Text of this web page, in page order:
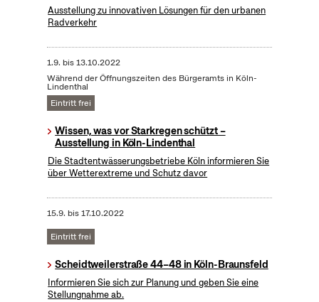
Ausstellung zu innovativen Lösungen für den urbanen
Radverkehr
1.9. bis13.10.2022
Während der Öffnungszeiten des Bürgeramts in Köln-
Lindenthal
Eintritt frei
Wissen, was vor Starkregen schützt –
Ausstellung in Köln-Lindenthal
Die Stadtentwässerungsbetriebe Köln informieren Sie
über Wetterextreme und Schutz davor
15.9. bis17.10.2022
Eintritt frei
Scheidtweilerstraße 44–48 in Köln-Braunsfeld
Informieren Sie sich zur Planung und geben Sie eine
Stellungnahme ab.